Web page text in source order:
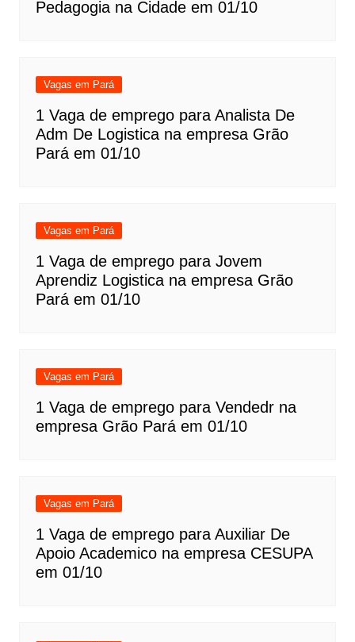
Pedagogia na Cidade em 01/10
Vagas em Pará
1 Vaga de emprego para Analista De
Adm De Logistica na empresa Grão
Pará em 01/10
Vagas em Pará
1 Vaga de emprego para Jovem
Aprendiz Logistica na empresa Grão
Pará em 01/10
Vagas em Pará
1 Vaga de emprego para Vendedr na
empresa Grão Pará em 01/10
Vagas em Pará
1 Vaga de emprego para Auxiliar De
Apoio Academico na empresa CESUPA
em 01/10